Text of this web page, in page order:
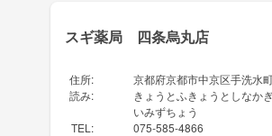
スギ薬局 四条烏丸店
住所:
京都府京都市中京区手洗水
読み:
きょうとふきょうとしなか
いみずちょう
TEL : 075-585-4866